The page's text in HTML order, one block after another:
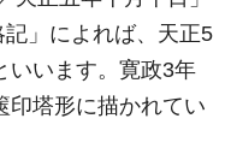
」によれば、天正5
いいます。寛政3年
印塔形に描かれてい